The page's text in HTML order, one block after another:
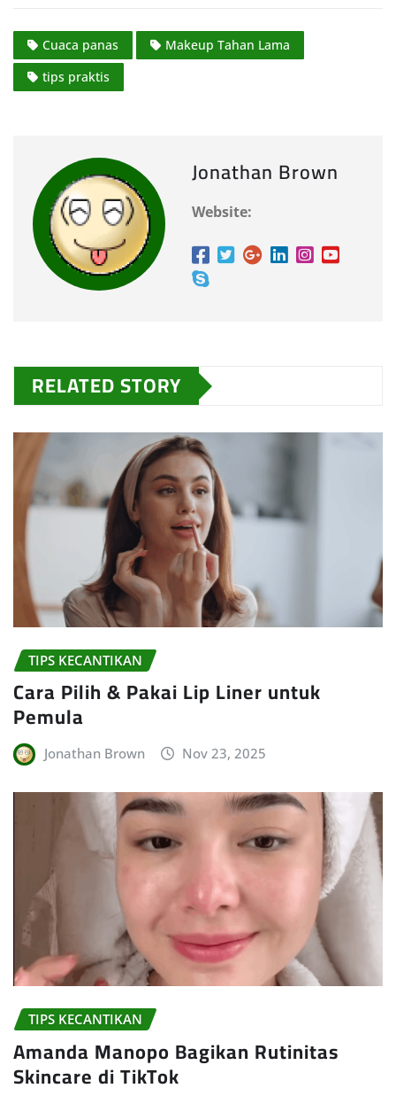
Cuaca panas
Makeup Tahan Lama
tips praktis
Jonathan Brown
Website:
RELATED STORY
TIPS KECANTIKAN
Cara Pilih & Pakai Lip Liner untuk
Pemula
Jonathan Brown Nov 23, 2025
TIPS KECANTIKAN
Amanda Manopo Bagikan Rutinitas
Skincare di TikTok